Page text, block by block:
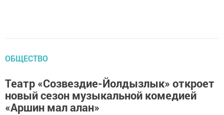
ОБЩЕСТВО
Театр «Созвездие-Йолдызлык» откроет
новый сезон музыкальной комедией
«Аршин мал алан»